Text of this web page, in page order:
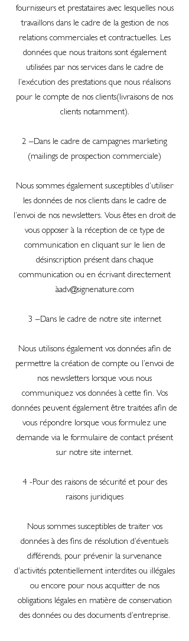
fournisseurs et prestataires avec lesquelles nous
travaillons dans le cadre de la gestion de nos
relations commerciales et contractuelles. Les
données que nous traitons sont également
utilisées par nos services dans le cadre de
l’exécution des prestations que nous réalisons
pour le compte de nos clients(livraisons de nos
clients notamment).
2 –Dans le cadre de campagnes marketing
(mailings de prospection commerciale)
Nous sommes également susceptibles d’utiliser
les données de nos clients dans le cadre de
l’envoi de nos newsletters. Vous êtes en droit de
vous opposer à la réception de ce type de
communication en cliquant sur le lien de
désinscription présent dans chaque
communication ou en écrivant directement
àadv@signenature.com
3 –Dans le cadre de notre site internet
Nous utilisons également vos données afin de
permettre la création de compte ou l’envoi de
nos newsletters lorsque vous nous
communiquez vos données à cette fin. Vos
données peuvent également être traitées afin de
vous répondre lorsque vous formulez une
demande via le formulaire de contact présent
sur notre site internet.
4 -Pour des raisons de sécurité et pour des
raisons juridiques
Nous sommes susceptibles de traiter vos
données à des fins de résolution d’éventuels
différends, pour prévenir la survenance
d’activités potentiellement interdites ou illégales
ou encore pour nous acquitter de nos
obligations légales en matière de conservation
des données ou des documents d’entreprise.